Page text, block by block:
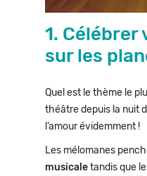
1. Célébrer
sur les
Quel est le thème le
théâtre depuis la nuit
l’amour évidemment !
Les mélomanes
musicaletandis que